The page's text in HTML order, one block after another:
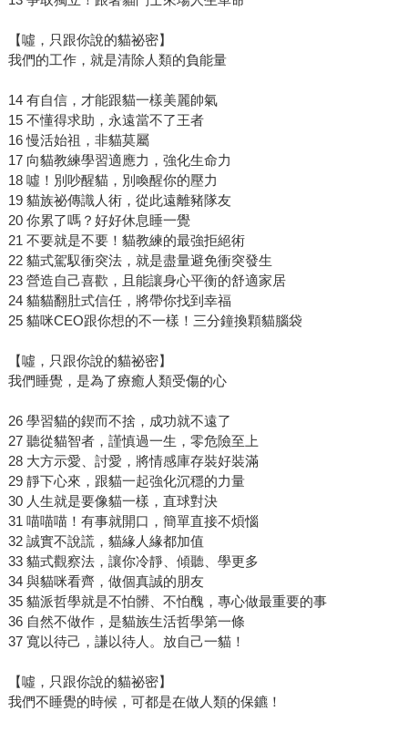
【噓，只跟你說的貓祕密】
我們的工作，就是清除人類的負能量
14 有自信，才能跟貓一樣美麗帥氣
15 不懂得求助，永遠當不了王者
16 慢活始祖，非貓莫屬
17 向貓教練學習適應力，強化生命力
18 噓！別吵醒貓，別喚醒你的壓力
19 貓族祕傳識人術，從此遠離豬隊友
20 你累了嗎？好好休息睡一覺
21 不要就是不要！貓教練的最強拒絕術
22 貓式駕馭衝突法，就是盡量避免衝突發生
23 營造自己喜歡，且能讓身心平衡的舒適家居
24 貓貓翻肚式信任，將帶你找到幸福
25 貓咪CEO跟你想的不一樣！三分鐘換顆貓腦袋
【噓，只跟你說的貓祕密】
我們睡覺，是為了療癒人類受傷的心
26 學習貓的鍥而不捨，成功就不遠了
27 聽從貓智者，謹慎過一生，零危險至上
28 大方示愛、討愛，將情感庫存裝好裝滿
29 靜下心來，跟貓一起強化沉穩的力量
30 人生就是要像貓一樣，直球對決
31 喵喵喵！有事就開口，簡單直接不煩惱
32 誠實不說謊，貓緣人緣都加值
33 貓式觀察法，讓你冷靜、傾聽、學更多
34 與貓咪看齊，做個真誠的朋友
35 貓派哲學就是不怕髒、不怕醜，專心做最重要的事
36 自然不做作，是貓族生活哲學第一條
37 寬以待己，謙以待人。放自己一貓！
【噓，只跟你說的貓祕密】
我們不睡覺的時候，可都是在做人類的保鑣！